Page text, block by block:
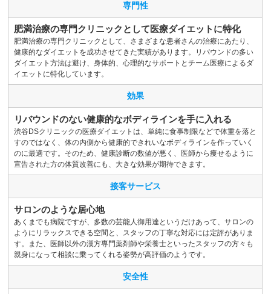
専門性
肥満治療の専門クリニックとして医療ダイエットに特化
肥満治療の専門クリニックとして、さまざまな患者さんの治療にあたり、
健康的なダイエットを成功させてきた実績があります。リバウンドの多い
ダイエット方法は避け、身体的、心理的なサポートとチーム医療によるダ
イエットに特化しています。
効果
リバウンドのない健康的なボディラインを手に入れる
渋谷DSクリニックの医療ダイエットは、単純に食事制限などで体重を落と
すのではなく、体の内側から健康的できれいなボディラインを作っていく
のに最適です。そのため、健康診断の数値が悪く、医師から痩せるように
宣告された方の体質改善にも、大きな効果が期待できます。
接客サービス
サロンのような居心地
あくまでも病院ですが、多数の芸能人御用達というだけあって、サロンの
ようにリラックスできる空間と、スタッフの丁寧な対応には定評がありま
す。また、医師以外の漢方専門薬剤師や栄養士といったスタッフの方々も
親身になって相談に乗ってくれる姿勢が高評価のようです。
安全性